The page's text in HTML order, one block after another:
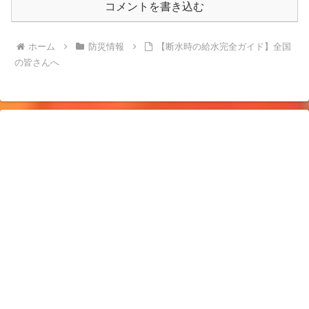
コメントを書き込む
ホーム 防災情報
【断水時の給水完全ガイド】全国
の皆さんへ